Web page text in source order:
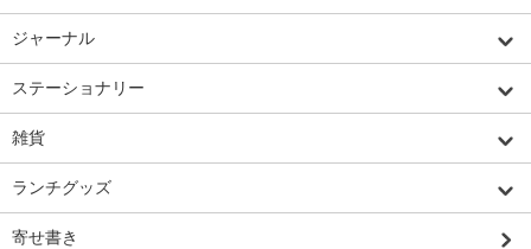
ジャーナル
ステーショナリー
雑貨
ランチグッズ
寄せ書き